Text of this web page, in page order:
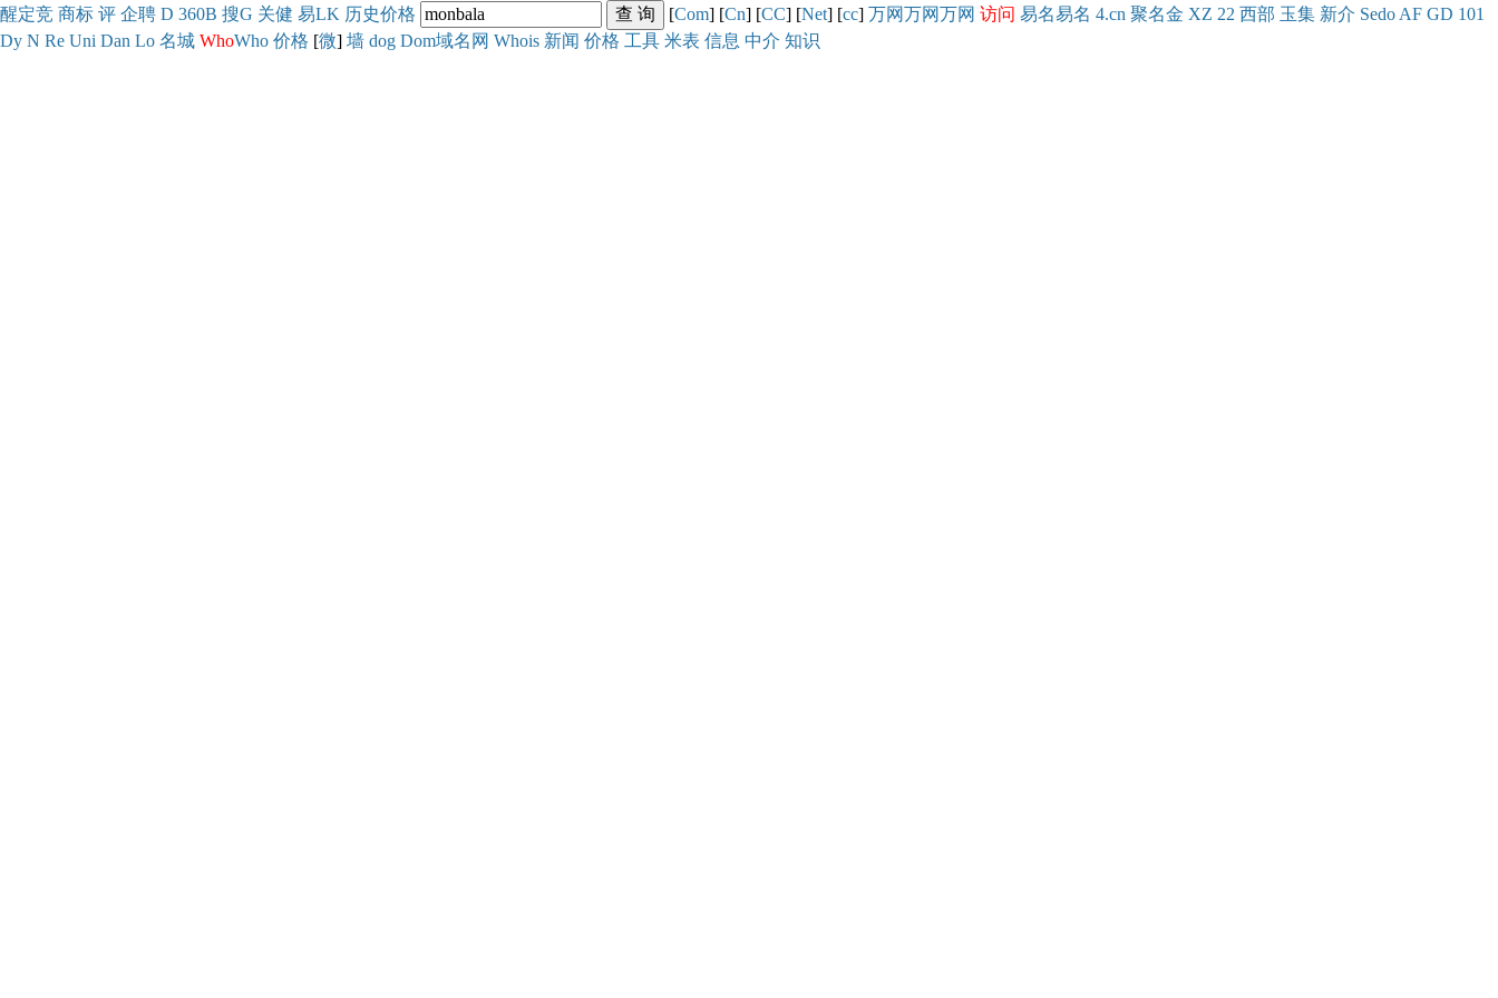
醒定竞 商标 评 企聘 D 360B 搜G 关健 易LK 历史价格 [Com] [Cn] [CC] [Net] [cc] 万网万网万网 访问 易名易名 4.cn 聚名金 XZ 22 西部 玉集 新介 Sedo AF GD 101
Dy N Re Uni Dan Lo 名城 WhoWho 价格 [微] 墙 dog Dom域名网 Whois 新闻 价格 工具 米表 信息 中介 知识